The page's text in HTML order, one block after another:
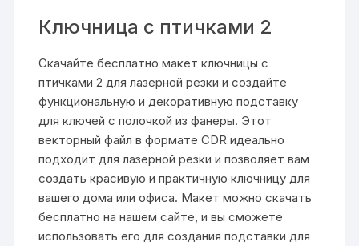
Ключница с птичками 2
Скачайте бесплатно макет ключницы с
птичками 2 для лазерной резки и создайте
функциональную и декоративную подставку
для ключей с полочкой из фанеры. Этот
векторный файл в формате CDR идеально
подходит для лазерной резки и позволяет вам
создать красивую и практичную ключницу для
вашего дома или офиса. Макет можно скачать
бесплатно на нашем сайте, и вы сможете
использовать его для создания подставки для